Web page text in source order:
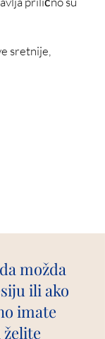
sretnije,
možda
ili ako
imate